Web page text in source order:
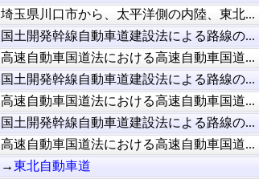
埼玉県川口市から、太平洋側の内陸、東北...
国土開発幹線自動車道建設法による路線の...
高速自動車国道法における高速自動車国道...
国土開発幹線自動車道建設法による路線の...
高速自動車国道法における高速自動車国道...
国土開発幹線自動車道建設法による路線の...
高速自動車国道法における高速自動車国道...
→東北自動車道